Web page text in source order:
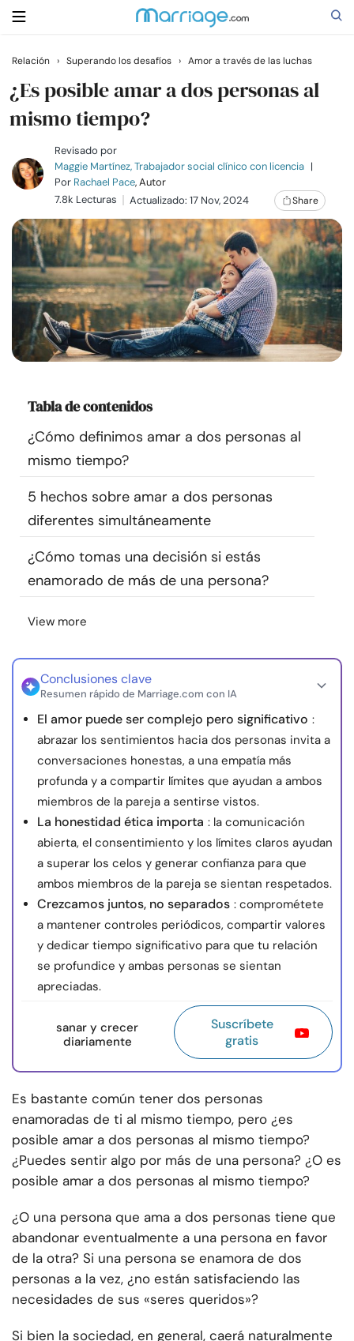
Buscar
Casarse
Relaciones
Familia
Ayuda
Cursos
Comunidad
Encuentra un terapeuta
Idioma
nosotros
© Copyright 2026. Todos los derechos reservados.
Relación › Superando los desafíos › Amor a través de las luchas
¿Es posible amar a dos personas al
mismo tiempo?
Revisado por
Maggie Martínez, Trabajador social clínico con licencia |
Por Rachael Pace, Autor
7.8k Lecturas
Actualizado: 17 Nov, 2024 Share
Tabla de contenidos
¿Cómo definimos amar a dos personas al
mismo tiempo?
5 hechos sobre amar a dos personas
diferentes simultáneamente
¿Cómo tomas una decisión si estás
enamorado de más de una persona?
View more
Conclusiones clave
Resumen rápido de Marriage.com con IA
El amor puede ser complejo pero significativo :
abrazar los sentimientos hacia dos personas invita a
conversaciones honestas, a una empatía más
profunda y a compartir límites que ayudan a ambos
miembros de la pareja a sentirse vistos.
La honestidad ética importa : la comunicación
abierta, el consentimiento y los límites claros ayudan
a superar los celos y generar confianza para que
ambos miembros de la pareja se sientan respetados.
Crezcamos juntos, no separados : comprométete
a mantener controles periódicos, compartir valores
y dedicar tiempo significativo para que tu relación
se profundice y ambas personas se sientan
apreciadas.
sanar y crecer
diariamente
Suscríbete
gratis
Es bastante común tener dos personas
enamoradas de ti al mismo tiempo, pero ¿es
posible amar a dos personas al mismo tiempo?
¿Puedes sentir algo por más de una persona? ¿O es
posible amar a dos personas al mismo tiempo?
¿O una persona que ama a dos personas tiene que
abandonar eventualmente a una persona en favor
de la otra? Si una persona se enamora de dos
personas a la vez, ¿no están satisfaciendo las
necesidades de sus «seres queridos»?
Si bien la sociedad, en general, caerá naturalmente